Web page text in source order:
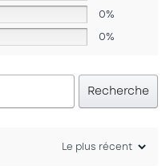
0%
0%
Recherche